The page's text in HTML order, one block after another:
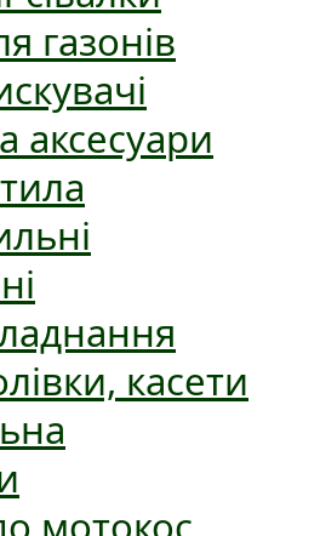
газонів
аксесуари
касети